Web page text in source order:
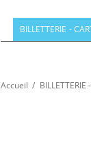
BILLETTERIE -
Accueil / BILLETTERIE